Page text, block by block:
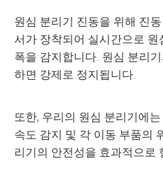
원심 분리기 진동을 위해 진
서가 장착되어 실시간으로
폭을 감지합니다. 원심 분리
하면 강제로 정지됩니다.
또한, 우리의 원심 분리기에
속도 감지 및 각 이동 부품의
리기의 안전성을 효과적으로